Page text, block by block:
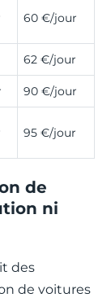
60 €/jour
62 €/jour
90 €/jour
95 €/jour
de
ni
des
de voitures